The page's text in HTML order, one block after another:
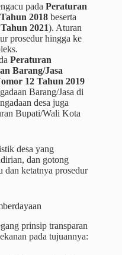
pada Peraturan
2018 beserta
2021). Aturan
prosedur hingga ke
Peraturan
Barang/Jasa
12 Tahun 2019
Barang/Jasa di
desa juga
Bupati/Wali Kota
desa yang
dan gotong
dan ketatnya prosedur
prinsip transparan
pada tujuannya: